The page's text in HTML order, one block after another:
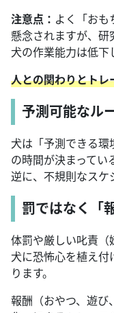
注意点： よく「おも
懸念されますが、研
犬の作業能力は低下
人との関わりとトレ
予測可能なル
犬は「予測できる環
の時間が決まってい
逆に、不規則なスケ
罰ではなく「
体罰や厳しい叱責（
犬に恐怖心を植え付
ります。
報酬（おやつ、遊び